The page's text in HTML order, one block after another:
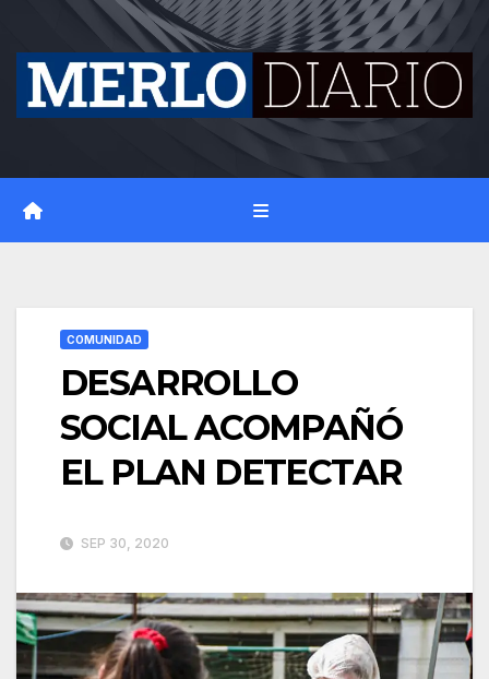
content
COMUNIDAD
DESARROLLO
SOCIAL ACOMPAÑÓ
EL PLAN DETECTAR
SEP 30, 2020